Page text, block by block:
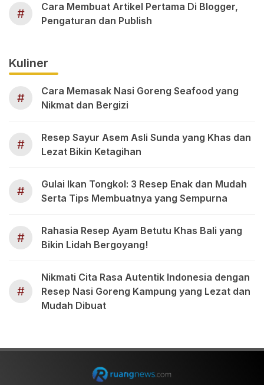
#
Cara Membuat Artikel Pertama Di Blogger,
Pengaturan dan Publish
Kuliner
#
Cara Memasak Nasi Goreng Seafood yang
Nikmat dan Bergizi
#
Resep Sayur Asem Asli Sunda yang Khas dan
Lezat Bikin Ketagihan
#
Gulai Ikan Tongkol: 3 Resep Enak dan Mudah
Serta Tips Membuatnya yang Sempurna
#
Rahasia Resep Ayam Betutu Khas Bali yang
Bikin Lidah Bergoyang!
#
Nikmati Cita Rasa Autentik Indonesia dengan
Resep Nasi Goreng Kampung yang Lezat dan
Mudah Dibuat